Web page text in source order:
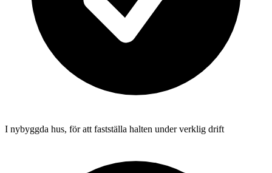
I nybyggda hus, för att fastställa halten under verklig drift